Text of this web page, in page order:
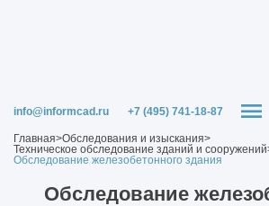
info@informcad.ru +7 (495) 741-18-87
Главная>Обследования и изыскания>
Техническое обследование зданий и сооружений
Обследование железобетонного здания
Обследование